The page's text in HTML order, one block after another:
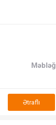
Məbləğ
Ətraflı